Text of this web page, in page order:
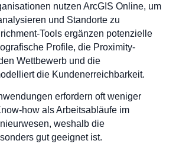
nutzen ArcGIS Online, um
und Standorte zu
Tools ergänzen potenzielle
Profile, die Proximity-
Wettbewerb und die
die Kundenerreichbarkeit.
erfordern oft weniger
how als Arbeitsabläufe im
weshalb die
gut geeignet ist.